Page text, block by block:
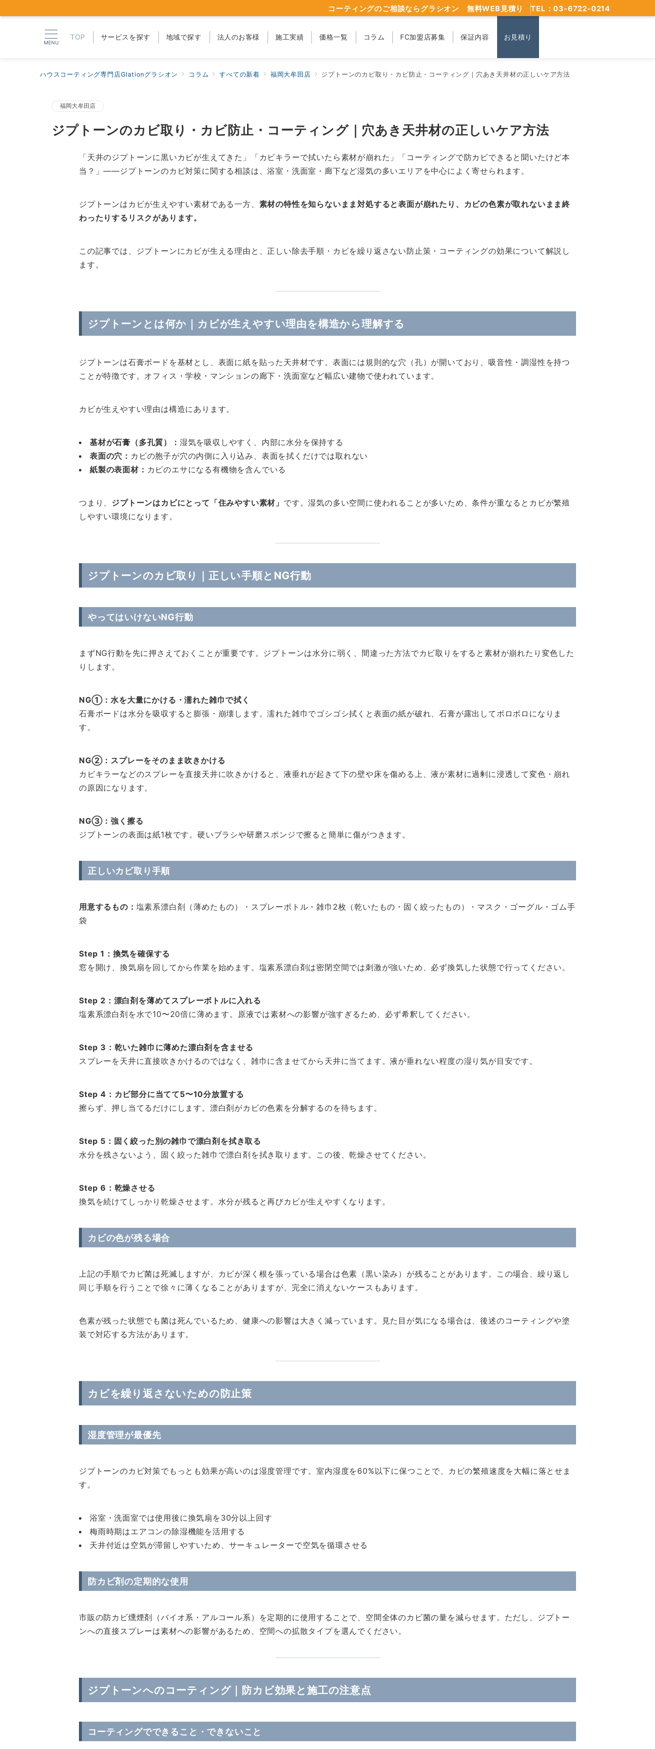
MENU
TOP サービスを探す 地域で探す 法人のお客様 施工実績 価格一覧 コラム FC加盟店募集 保証内容 お見積り
コーティングのご相談ならグラシオン 無料WEB見積り TEL：03-6722-0214
ハウスコーティング専門店Glationグラシオン コラム すべての新着 福岡大牟田店 ジプトーンのカビ取り・カビ防止・コーティング｜穴あき天井材の正しいケア方法
福岡大牟田店
ジプトーンのカビ取り・カビ防止・コーティング｜穴あき天井材の正しいケア方法
「天井のジプトーンに黒いカビが生えてきた」「カビキラーで拭いたら素材が崩れた」「コーティングで防カビできると聞いたけど本
当？」——ジプトーンのカビ対策に関する相談は、浴室・洗面室・廊下など湿気の多いエリアを中心によく寄せられます。
ジプトーンはカビが生えやすい素材である一方、 素材の特性を知らないまま対処すると表面が崩れたり、カビの色素が取れないまま終
わったりするリスクがあります。
この記事では、ジプトーンにカビが生える理由と、正しい除去手順・カビを繰り返さない防止策・コーティングの効果について解説し
ます。
ジプトーンとは何か｜カビが生えやすい理由を構造から理解する
ジプトーンは石膏ボードを基材とし、表面に紙を貼った天井材です。表面には規則的な穴（孔）が開いており、吸音性・調湿性を持つ
ことが特徴です。オフィス・学校・マンションの廊下・洗面室など幅広い建物で使われています。
カビが生えやすい理由は構造にあります。
基材が石膏（多孔質）： 湿気を吸収しやすく、内部に水分を保持する
表面の穴： カビの胞子が穴の内側に入り込み、表面を拭くだけでは取れない
紙製の表面材： カビのエサになる有機物を含んでいる
つまり、 ジプトーンはカビにとって「住みやすい素材」 です。湿気の多い空間に使われることが多いため、条件が重なるとカビが繁殖
しやすい環境になります。
ジプトーンのカビ取り｜正しい手順とNG行動
やってはいけないNG行動
まずNG行動を先に押さえておくことが重要です。ジプトーンは水分に弱く、間違った方法でカビ取りをすると素材が崩れたり変色した
りします。
NG①：水を大量にかける・濡れた雑巾で拭く
石膏ボードは水分を吸収すると膨張・崩壊します。濡れた雑巾でゴシゴシ拭くと表面の紙が破れ、石膏が露出してボロボロになりま
す。
NG②：スプレーをそのまま吹きかける
カビキラーなどのスプレーを直接天井に吹きかけると、液垂れが起きて下の壁や床を傷める上、液が素材に過剰に浸透して変色・崩れ
の原因になります。
NG③：強く擦る
ジプトーンの表面は紙1枚です。硬いブラシや研磨スポンジで擦ると簡単に傷がつきます。
正しいカビ取り手順
用意するもの： 塩素系漂白剤（薄めたもの）・スプレーボトル・雑巾2枚（乾いたもの・固く絞ったもの）・マスク・ゴーグル・ゴム手
袋
Step 1：換気を確保する
窓を開け、換気扇を回してから作業を始めます。塩素系漂白剤は密閉空間では刺激が強いため、必ず換気した状態で行ってください。
Step 2：漂白剤を薄めてスプレーボトルに入れる
塩素系漂白剤を水で10〜20倍に薄めます。原液では素材への影響が強すぎるため、必ず希釈してください。
Step 3：乾いた雑巾に薄めた漂白剤を含ませる
スプレーを天井に直接吹きかけるのではなく、雑巾に含ませてから天井に当てます。液が垂れない程度の湿り気が目安です。
Step 4：カビ部分に当てて5〜10分放置する
擦らず、押し当てるだけにします。漂白剤がカビの色素を分解するのを待ちます。
Step 5：固く絞った別の雑巾で漂白剤を拭き取る
水分を残さないよう、固く絞った雑巾で漂白剤を拭き取ります。この後、乾燥させてください。
Step 6：乾燥させる
換気を続けてしっかり乾燥させます。水分が残ると再びカビが生えやすくなります。
カビの色が残る場合
上記の手順でカビ菌は死滅しますが、カビが深く根を張っている場合は色素（黒い染み）が残ることがあります。この場合、繰り返し
同じ手順を行うことで徐々に薄くなることがありますが、完全に消えないケースもあります。
色素が残った状態でも菌は死んでいるため、健康への影響は大きく減っています。見た目が気になる場合は、後述のコーティングや塗
装で対応する方法があります。
カビを繰り返さないための防止策
湿度管理が最優先
ジプトーンのカビ対策でもっとも効果が高いのは湿度管理です。室内湿度を60%以下に保つことで、カビの繁殖速度を大幅に落とせま
す。
浴室・洗面室では使用後に換気扇を30分以上回す
梅雨時期はエアコンの除湿機能を活用する
天井付近は空気が滞留しやすいため、サーキュレーターで空気を循環させる
防カビ剤の定期的な使用
市販の防カビ燻煙剤（バイオ系・アルコール系）を定期的に使用することで、空間全体のカビ菌の量を減らせます。ただし、ジプトー
ンへの直接スプレーは素材への影響があるため、空間への拡散タイプを選んでください。
ジプトーンへのコーティング｜防カビ効果と施工の注意点
コーティングでできること・できないこと